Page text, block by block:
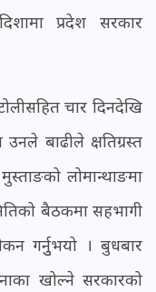
प्रदेश सरकार
चार दिनदेखि
बाढीले क्षतिग्रस्त
लोमान्थाङमा
बैठकमा सहभागी
गर्नुुभयो । बुधबार
खोल्ने सरकारको